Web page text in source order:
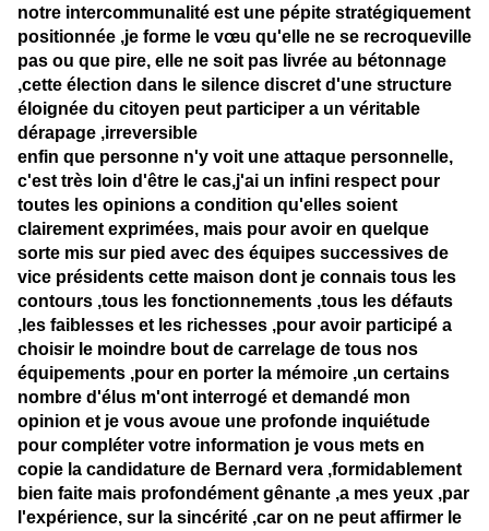
notre intercommunalité est une pépite stratégiquement
positionnée ,je forme le vœu qu'elle ne se recroqueville
pas ou que pire, elle ne soit pas livrée au bétonnage
,cette élection dans le silence discret d'une structure
éloignée du citoyen peut participer a un véritable
dérapage ,irreversible
enfin que personne n'y voit une attaque personnelle,
c'est très loin d'être le cas,j'ai un infini respect pour
toutes les opinions a condition qu'elles soient
clairement exprimées, mais pour avoir en quelque
sorte mis sur pied avec des équipes successives de
vice présidents cette maison dont je connais tous les
contours ,tous les fonctionnements ,tous les défauts
,les faiblesses et les richesses ,pour avoir participé a
choisir le moindre bout de carrelage de tous nos
équipements ,pour en porter la mémoire ,un certains
nombre d'élus m'ont interrogé et demandé mon
opinion et je vous avoue une profonde inquiétude
pour compléter votre information je vous mets en
copie la candidature de Bernard vera ,formidablement
bien faite mais profondément gênante ,a mes yeux ,par
l'expérience, sur la sincérité ,car on ne peut affirmer le